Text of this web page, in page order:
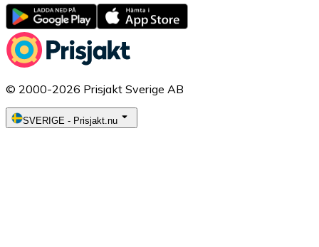
© 2000-2026 Prisjakt Sverige AB
SVERIGE - Prisjakt.nu